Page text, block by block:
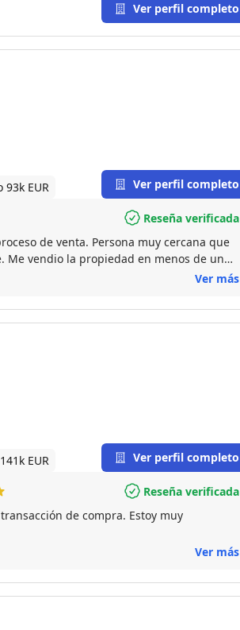
Ver perfil completo
EUR Ver perfil completo
Reseña verificada
de venta. Persona muy cercana que
Me vendio la propiedad en menos de un
Ver más
EUR Ver perfil completo
Reseña verificada
de compra. Estoy muy
Ver más